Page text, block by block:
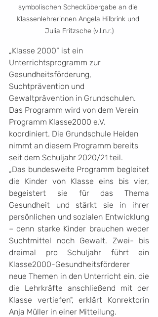
symbolischen Scheckübergabe an die
Klassenlehrerinnen Angela Hilbrink und
Julia Fritzsche (v.l.n.r.)
„Klasse 2000“ ist ein
Unterrichtsprogramm zur
Gesundheitsförderung,
Suchtprävention und
Gewaltprävention in Grundschulen.
Das Programm wird von dem Verein
Programm Klasse2000 e.V.
koordiniert. Die Grundschule Heiden
nimmt an diesem Programm bereits
seit dem Schuljahr 2020/21 teil.
„Das bundesweite Programm begleitet
die Kinder von Klasse eins bis vier,
begeistert sie für das Thema
Gesundheit und stärkt sie in ihrer
persönlichen und sozialen Entwicklung
– denn starke Kinder brauchen weder
Suchtmittel noch Gewalt. Zwei- bis
dreimal pro Schuljahr führt ein
Klasse2000-Gesundheitsförderer
neue Themen in den Unterricht ein, die
die Lehrkräfte anschließend mit der
Klasse vertiefen", erklärt Konrektorin
Anja Müller in einer Mitteilung.